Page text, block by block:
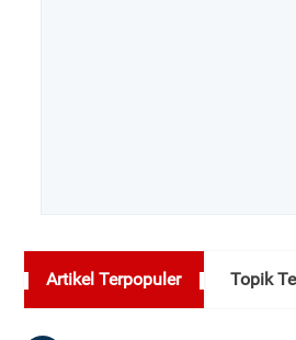
Artikel Terpopuler Topik